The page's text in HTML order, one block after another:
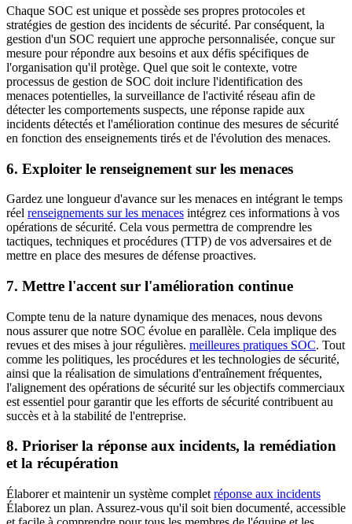
Chaque SOC est unique et possède ses propres protocoles et
stratégies de gestion des incidents de sécurité. Par conséquent, la
gestion d'un SOC requiert une approche personnalisée, conçue sur
mesure pour répondre aux besoins et aux défis spécifiques de
l'organisation qu'il protège. Quel que soit le contexte, votre
processus de gestion de SOC doit inclure l'identification des
menaces potentielles, la surveillance de l'activité réseau afin de
détecter les comportements suspects, une réponse rapide aux
incidents détectés et l'amélioration continue des mesures de sécurité
en fonction des enseignements tirés et de l'évolution des menaces.
6. Exploiter le renseignement sur les menaces
Gardez une longueur d'avance sur les menaces en intégrant le temps
réel renseignements sur les menaces intégrez ces informations à vos
opérations de sécurité. Cela vous permettra de comprendre les
tactiques, techniques et procédures (TTP) de vos adversaires et de
mettre en place des mesures de défense proactives.
7. Mettre l'accent sur l'amélioration continue
Compte tenu de la nature dynamique des menaces, nous devons
nous assurer que notre SOC évolue en parallèle. Cela implique des
revues et des mises à jour régulières. meilleures pratiques SOC. Tout
comme les politiques, les procédures et les technologies de sécurité,
ainsi que la réalisation de simulations d'entraînement fréquentes,
l'alignement des opérations de sécurité sur les objectifs commerciaux
est essentiel pour garantir que les efforts de sécurité contribuent au
succès et à la stabilité de l'entreprise.
8. Prioriser la réponse aux incidents, la remédiation
et la récupération
Élaborer et maintenir un système complet réponse aux incidents
Élaborez un plan. Assurez-vous qu'il soit bien documenté, accessible